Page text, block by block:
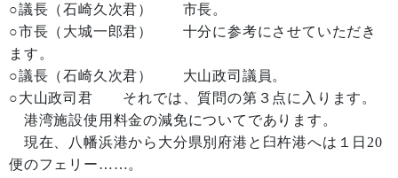
○議長（石崎久次君） 市長。
○市長（大城一郎君） 十分に参考にさせていただき
ます。
○議長（石崎久次君） 大山政司議員。
○大山政司君 それでは、質問の第３点に入ります。
港湾施設使用料金の減免についてであります。
現在、八幡浜港から大分県別府港と臼杵港へは１日20
便のフェリー……。